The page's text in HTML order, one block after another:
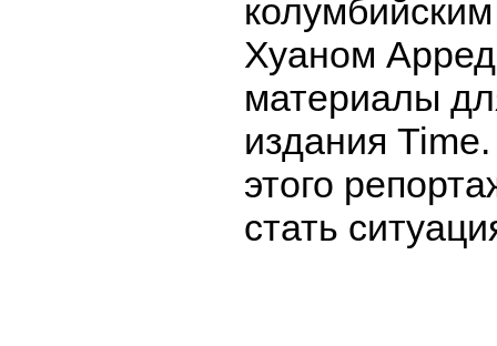
Хуаном
материалы
издания
этого
стать